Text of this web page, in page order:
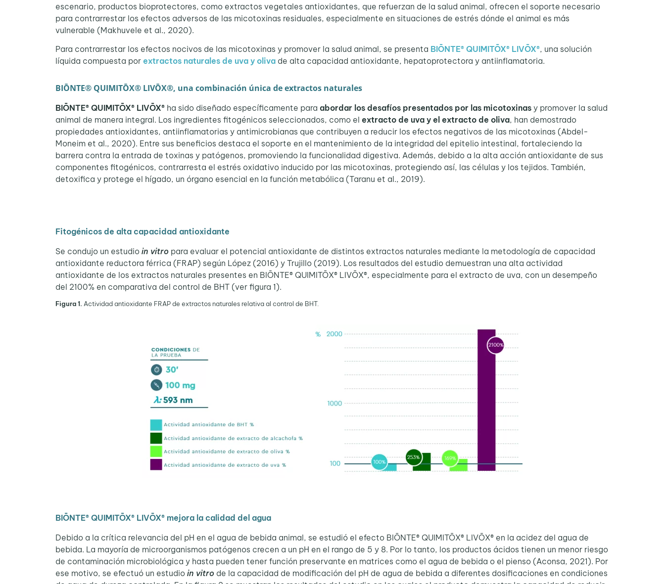
escenario, productos bioprotectores, como extractos vegetales antioxidantes, que refuerzan de la salud animal, ofrecen el soporte necesario
para contrarrestar los efectos adversos de las micotoxinas residuales, especialmente en situaciones de estrés dónde el animal es más
vulnerable (Makhuvele et al., 2020).
Para contrarrestar los efectos nocivos de las micotoxinas y promover la salud animal, se presenta BIŌNTE® QUIMITŌX® LIVŌX®, una solución
líquida compuesta por extractos naturales de uva y oliva de alta capacidad antioxidante, hepatoprotectora y antiinflamatoria.
BIŌNTE® QUIMITŌX® LIVŌX®, una combinación única de extractos naturales
BIŌNTE® QUIMITŌX® LIVŌX® ha sido diseñado específicamente para abordar los desafíos presentados por las micotoxinas y promover la salud
animal de manera integral. Los ingredientes fitogénicos seleccionados, como el extracto de uva y el extracto de oliva, han demostrado
propiedades antioxidantes, antiinflamatorias y antimicrobianas que contribuyen a reducir los efectos negativos de las micotoxinas (Abdel-
Moneim et al., 2020). Entre sus beneficios destaca el soporte en el mantenimiento de la integridad del epitelio intestinal, fortaleciendo la
barrera contra la entrada de toxinas y patógenos, promoviendo la funcionalidad digestiva. Además, debido a la alta acción antioxidante de sus
componentes fitogénicos, contrarresta el estrés oxidativo inducido por las micotoxinas, protegiendo así, las células y los tejidos. También,
detoxifica y protege el hígado, un órgano esencial en la función metabólica (Taranu et al., 2019).
Fitogénicos de alta capacidad antioxidante
Se condujo un estudio in vitro para evaluar el potencial antioxidante de distintos extractos naturales mediante la metodología de capacidad
antioxidante reductora férrica (FRAP) según López (2016) y Trujillo (2019). Los resultados del estudio demuestran una alta actividad
antioxidante de los extractos naturales presentes en BIŌNTE® QUIMITŌX® LIVŌX®, especialmente para el extracto de uva, con un desempeño
del 2100% en comparativa del control de BHT (ver figura 1).
Figura 1. Actividad antioxidante FRAP de extractos naturales relativa al control de BHT.
BIŌNTE® QUIMITŌX® LIVŌX® mejora la calidad del agua
Debido a la crítica relevancia del pH en el agua de bebida animal, se estudió el efecto BIŌNTE® QUIMITŌX® LIVŌX® en la acidez del agua de
bebida. La mayoría de microorganismos patógenos crecen a un pH en el rango de 5 y 8. Por lo tanto, los productos ácidos tienen un menor riesgo
de contaminación microbiológica y hasta pueden tener función preservante en matrices como el agua de bebida o el pienso (Aconsa, 2021). Por
ese motivo, se efectuó un estudio in vitro de la capacidad de modificación del pH de agua de bebida a diferentes dosificaciones en condiciones